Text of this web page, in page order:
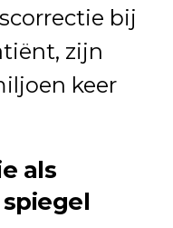
bij
zijn
keer
als